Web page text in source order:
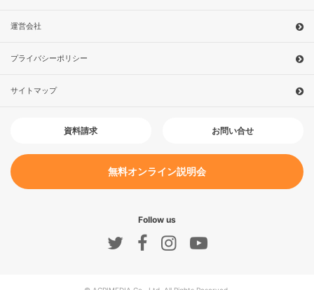
運営会社
プライバシーポリシー
サイトマップ
資料請求 お問い合せ
無料オンライン説明会
Follow us